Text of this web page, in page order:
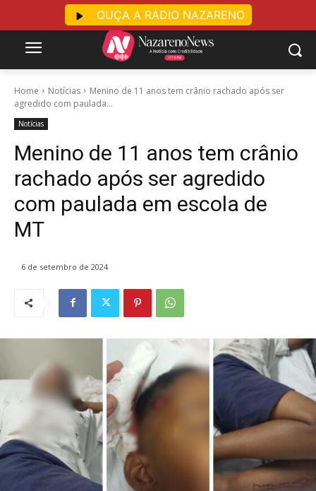
Home Notícias
Menino de 11 anos tem crânio rachado após ser
agredido com paulada...
Notícias
Menino de 11 anos tem crânio
rachado após ser agredido
com paulada em escola de
MT
6 de setembro de 2024
OUÇA A RÁDIO NAZARENO